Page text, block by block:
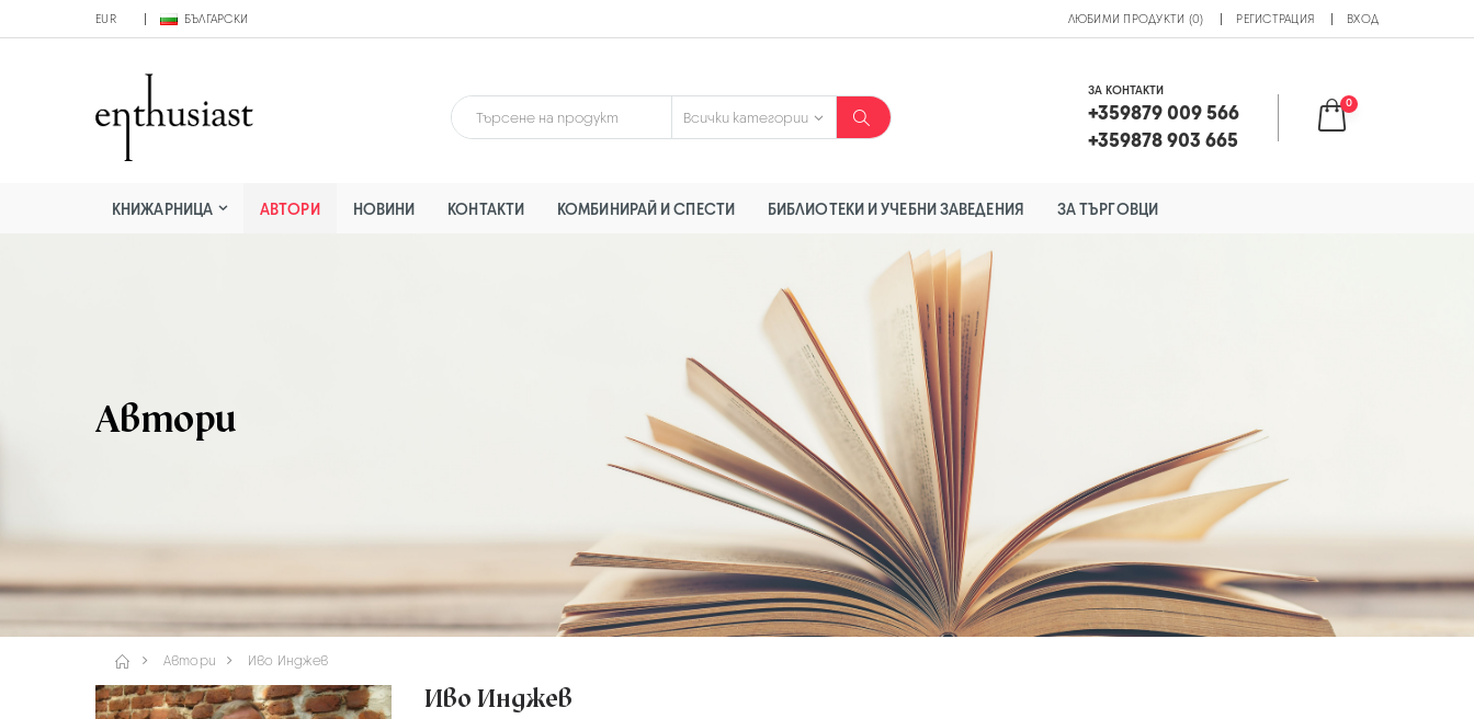
EUR БЪЛГАРСКИ ЛЮБИМИ ПРОДУКТИ (0) РЕГИСТРАЦИЯ ВХОД
ЗА КОНТАКТИ
+359879 009 566
+359878 903 665
0
КНИЖАРНИЦА АВТОРИ НОВИНИ КОНТАКТИ КОМБИНИРАЙ И СПЕСТИ БИБЛИОТЕКИ И УЧЕБНИ ЗАВЕДЕНИЯ ЗА ТЪРГОВЦИ
Автори
Автори Иво Инджев
Иво Инджев